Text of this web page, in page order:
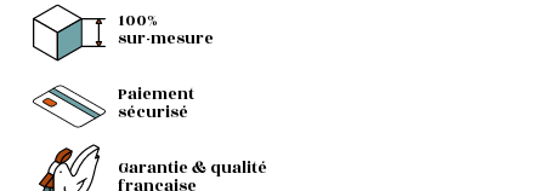
100%
sur-mesure
Paiement
sécurisé
Garantie & qualité
française